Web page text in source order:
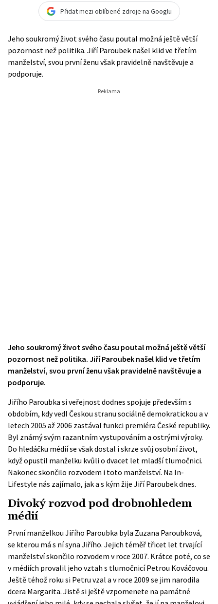
Přidat mezi oblíbené zdroje na Googlu
Jeho soukromý život svého času poutal možná ještě větší
pozornost než politika. Jiří Paroubek našel klid ve třetím
manželství, svou první ženu však pravidelně navštěvuje a
podporuje.
Jeho soukromý život svého času poutal možná ještě větší
pozornost než politika. Jiří Paroubek našel klid ve třetím
manželství, svou první ženu však pravidelně navštěvuje a
podporuje.
Jiřího Paroubka si veřejnost dodnes spojuje především s
obdobím, kdy vedl Českou stranu sociálně demokratickou a v
letech 2005 až 2006 zastával funkci premiéra České republiky.
Byl známý svým razantním vystupováním a ostrými výroky.
Do hledáčku médií se však dostal i skrze svůj osobní život,
když opustil manželku kvůli o dvacet let mladší tlumočnici.
Nakonec skončilo rozvodem i toto manželství. Na In-
Lifestyle nás zajímalo, jak a s kým žije Jiří Paroubek dnes.
Divoký rozvod pod drobnohledem
médií
První manželkou Jiřího Paroubka byla Zuzana Paroubková,
se kterou má s ní syna Jiřího. Jejich téměř třicet let trvající
manželství skončilo rozvodem v roce 2007. Krátce poté, co se
v médiích provalil jeho vztah s tlumočnicí Petrou Kováčovou.
Ještě téhož roku si Petru vzal a v roce 2009 se jim narodila
dcera Margarita. Jistě si ještě vzpomenete na památné